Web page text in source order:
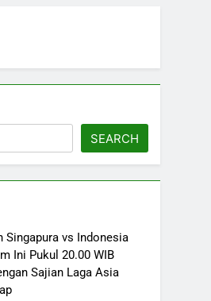
SEARCH
Singapura vs Indonesia
Ini Pukul 20.00 WIB
Sajian Laga Asia